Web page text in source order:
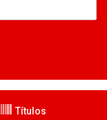
Títulos